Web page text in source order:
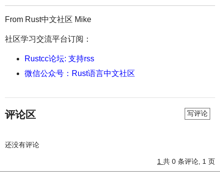
From Rust中文社区 Mike
社区学习交流平台订阅：
Rustcc论坛: 支持rss
微信公众号：Rust语言中文社区
评论区 写评论
还没有评论
1 共 0 条评论, 1 页